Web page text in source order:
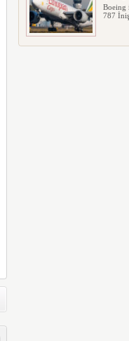
Boeing
787 İniş
A319